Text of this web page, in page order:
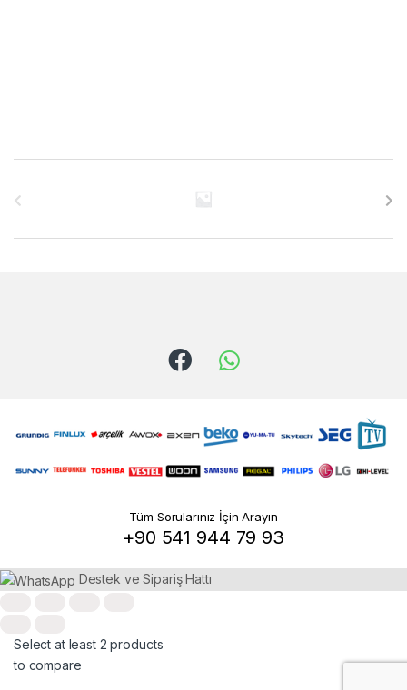
s
Tüm Sorularınız İçin Arayın
+90 541 944 79 93
Destek ve Sipariş Hattı
Select at least 2 products
to compare